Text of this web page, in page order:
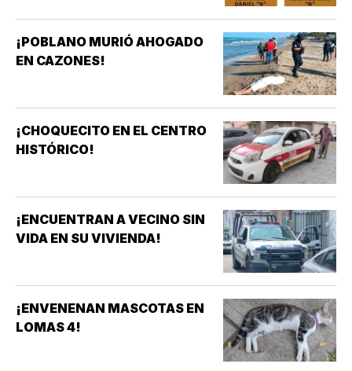
¡POBLANO MURIÓ AHOGADO
EN CAZONES!
¡CHOQUECITO EN EL CENTRO
HISTÓRICO!
¡ENCUENTRAN A VECINO SIN
VIDA EN SU VIVIENDA!
¡ENVENENAN MASCOTAS EN
LOMAS 4!